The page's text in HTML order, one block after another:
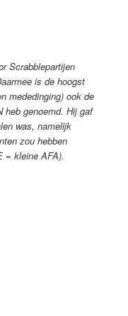
Scrabblepartijen
is de hoogst
mededinging) ook de
heb genoemd. Hij gaf
was, namelijk
zou hebben
= kleine AFA).